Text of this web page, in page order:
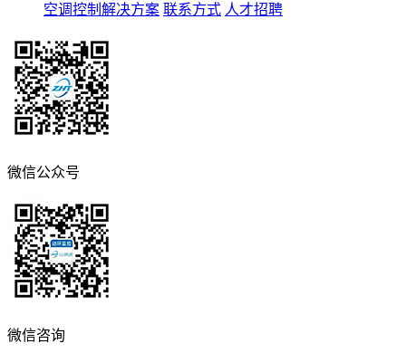
空调控制解决方案 联系方式 人才招聘
微信公众号
微信咨询